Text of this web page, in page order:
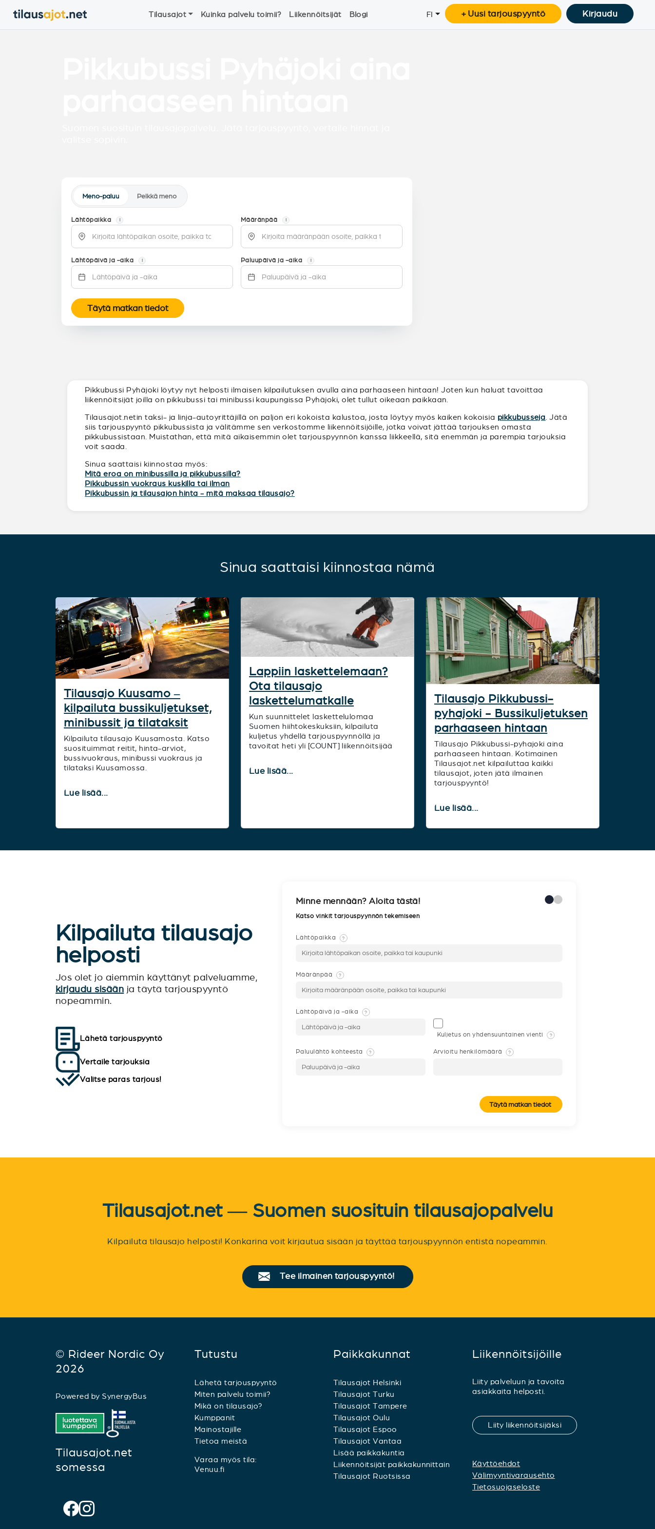
Tilausajot Kuinka palvelu toimii? Liikennöitsijät Blogi FI + Uusi tarjouspyyntö Kirjaudu
Meno-paluu Pelkkä meno
Lähtöpaikka i Määränpää i
Lähtöpäivä ja -aika i Paluupäivä ja -aika i
Täytä matkan tiedot
Pikkubussi Pyhäjoki löytyy nyt helposti ilmaisen kilpailutuksen avulla aina parhaaseen hintaan! Joten kun haluat tavoittaa
liikennöitsijät joilla on pikkubussi tai minibussi kaupungissa Pyhäjoki, olet tullut oikeaan paikkaan.
Tilausajot.netin taksi- ja linja-autoyrittäjillä on paljon eri kokoista kalustoa, josta löytyy myös kaiken kokoisia pikkubusseja . Jätä
siis tarjouspyyntö pikkubussista ja välitämme sen verkostomme liikennöitsijöille, jotka voivat jättää tarjouksen omasta
pikkubussistaan. Muistathan, että mitä aikaisemmin olet tarjouspyynnön kanssa liikkeellä, sitä enemmän ja parempia tarjouksia
voit saada.
Sinua saattaisi kiinnostaa myös:
Mitä eroa on minibussilla ja pikkubussilla?
Pikkubussin vuokraus kuskilla tai ilman
Pikkubussin ja tilausajon hinta - mitä maksaa tilausajo?
Sinua saattaisi kiinnostaa nämä
Tilausajo Kuusamo –
kilpailuta bussikuljetukset,
minibussit ja tilataksit
Kilpailuta tilausajo Kuusamosta. Katso
suosituimmat reitit, hinta-arviot,
bussivuokraus, minibussi vuokraus ja
tilataksi Kuusamossa.
Lue lisää...
Lappiin laskettelemaan?
Ota tilausajo
laskettelumatkalle
Kun suunnittelet laskettelulomaa
Suomen hiihtokeskuksiin, kilpailuta
kuljetus yhdellä tarjouspyynnöllä ja
tavoitat heti yli [COUNT] liikennöitsijää
Lue lisää...
Tilausajo Pikkubussi-
pyhajoki - Bussikuljetuksen
parhaaseen hintaan
Tilausajo Pikkubussi-pyhajoki aina
parhaaseen hintaan. Kotimainen
Tilausajot.net kilpailuttaa kaikki
tilausajot, joten jätä ilmainen
tarjouspyyntö!
Lue lisää...
Kilpailuta tilausajo
helposti
Jos olet jo aiemmin käyttänyt palveluamme,
kirjaudu sisään ja täytä tarjouspyyntö
nopeammin.
Lähetä tarjouspyyntö
Vertaile tarjouksia
Valitse paras tarjous!
Minne mennään? Aloita tästä!
Katso vinkit tarjouspyynnön tekemiseen
Lähtöpaikka ?
Määränpää ?
Lähtöpäivä ja -aika ?
Kuljetus on yhdensuuntainen vienti ?
Paluulähtö kohteesta ? Arvioitu henkilömäärä ?
Täytä matkan tiedot
Tilausajot.net — Suomen suosituin tilausajopalvelu
Kilpailuta tilausajo helposti! Konkarina voit kirjautua sisään ja täyttää tarjouspyynnön entistä nopeammin.
Tee ilmainen tarjouspyyntö!
© Rideer Nordic Oy
2026
Powered by SynergyBus
Tilausajot.net
somessa
Tutustu
Lähetä tarjouspyyntö
Miten palvelu toimii?
Mikä on tilausajo?
Kumppanit
Mainostajille
Tietoa meistä
Varaa myös tila:
Venuu.fi
Paikkakunnat
Tilausajot Helsinki
Tilausajot Turku
Tilausajot Tampere
Tilausajot Oulu
Tilausajot Espoo
Tilausajot Vantaa
Lisää paikkakuntia
Liikennöitsijät paikkakunnittain
Tilausajot Ruotsissa
Liikennöitsijöille
Liity palveluun ja tavoita
asiakkaita helposti.
Liity liikennöitsijäksi
Käyttöehdot
Välimyyntivarausehto
Tietosuojaseloste